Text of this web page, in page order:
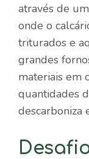
através de
onde o
triturados e
grandes
materiais em
quantidades
descarboniza